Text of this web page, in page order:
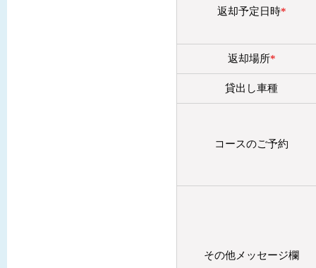
返却予定日時*
返却場所*
貸出し車種
コースのご予約
その他メッセージ欄